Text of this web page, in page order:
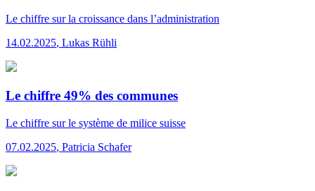
Le chiffre sur la croissance dans l’administration
14.02.2025, Lukas Rühli
Le chiffre 49% des communes
Le chiffre sur le système de milice suisse
07.02.2025, Patricia Schafer